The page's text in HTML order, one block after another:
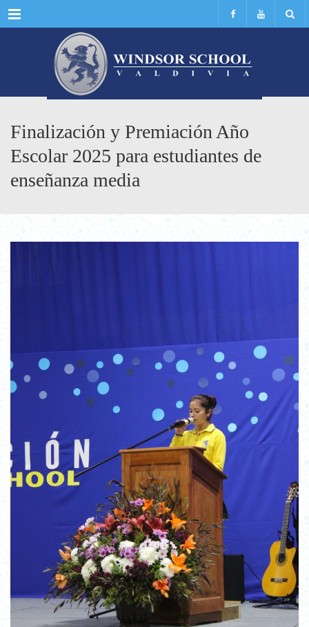
Menu
Finalización y Premiación Año
Escolar 2025 para estudiantes de
enseñanza media